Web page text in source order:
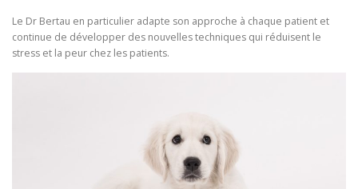
Le Dr Bertau en particulier adapte son approche à chaque patient et
continue de développer des nouvelles techniques qui réduisent le
stress et la peur chez les patients.